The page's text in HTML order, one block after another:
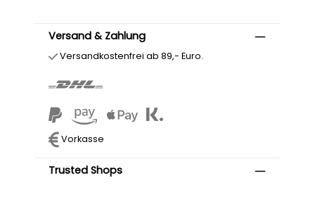
Versand & Zahlung
Versandkostenfrei ab 89,- Euro.
Vorkasse
Trusted Shops